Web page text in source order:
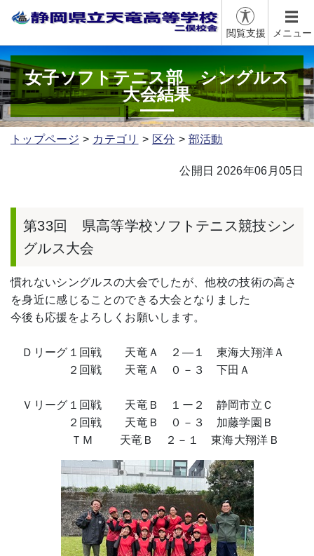
閲覧支援 メニュー
女子ソフトテニス部 シングルス
大会結果
トップページ カテゴリ 区分 部活動
公開日 2026年06月05日
第33回 県高等学校ソフトテニス競技シン
グルス大会
慣れないシングルスの大会でしたが、他校の技術の高さ
を身近に感じることのできる大会となりました
今後も応援をよろしくお願いします。
Ｄリーグ１回戦 天竜Ａ ２―１ 東海大翔洋Ａ
２回戦 天竜Ａ ０－３ 下田Ａ
Ｖリーグ１回戦 天竜Ｂ １ー２ 静岡市立Ｃ
２回戦 天竜Ｂ ０－３ 加藤学園Ｂ
ＴＭ 天竜Ｂ ２－１ 東海大翔洋Ｂ